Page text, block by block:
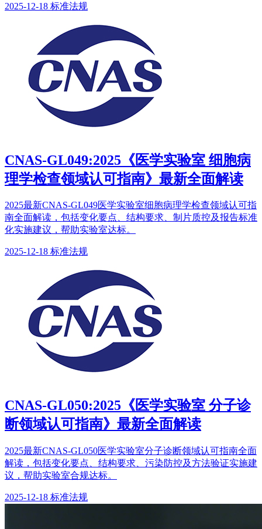
2025-12-18 标准法规
CNAS-GL049:2025《医学实验室 细胞病
理学检查领域认可指南》最新全面解读
2025最新CNAS-GL049医学实验室细胞病理学检查领域认可指
南全面解读，包括变化要点、结构要求、制片质控及报告标准
化实施建议，帮助实验室达标。
2025-12-18 标准法规
CNAS-GL050:2025《医学实验室 分子诊
断领域认可指南》最新全面解读
2025最新CNAS-GL050医学实验室分子诊断领域认可指南全面
解读，包括变化要点、结构要求、污染防控及方法验证实施建
议，帮助实验室合规达标。
2025-12-18 标准法规